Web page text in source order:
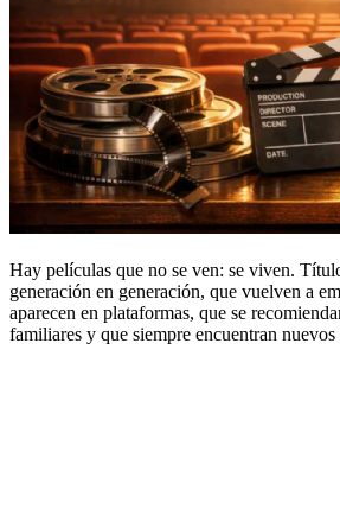
Hay películas que no se ven: se viven.
generación en generación, que vuelven a
aparecen en plataformas, que se
familiares y que siempre encuentran nuevos